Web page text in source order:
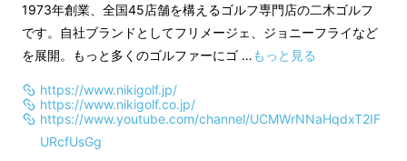
17％OFF]
1973年創業、全国45店舗を構えるゴルフ専門店の二木ゴルフ
です。自社ブランドとしてフリメージェ、ジョニーフライなど
を展開。もっと多くのゴルファーにゴ …もっと見る
https://www.nikigolf.jp/
https://www.nikigolf.co.jp/
https://www.youtube.com/channel/UCMWrNNaHqdxT2IF
URcfUsGg